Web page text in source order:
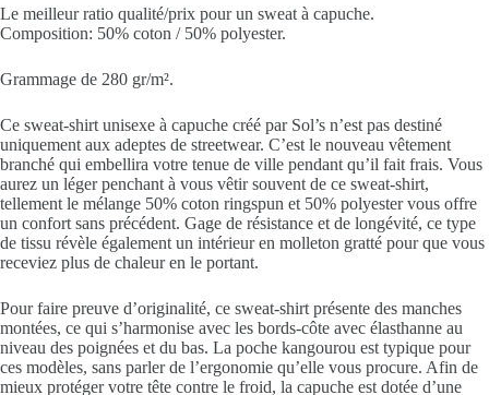
Le meilleur ratio qualité/prix pour un sweat à capuche.
Composition: 50% coton / 50% polyester.
Grammage de 280 gr/m².
Ce sweat-shirt unisexe à capuche créé par Sol’s n’est pas destiné
uniquement aux adeptes de streetwear. C’est le nouveau vêtement
branché qui embellira votre tenue de ville pendant qu’il fait frais. Vous
aurez un léger penchant à vous vêtir souvent de ce sweat-shirt,
tellement le mélange 50% coton ringspun et 50% polyestervous offre
un confort sans précédent. Gage de résistance et de longévité, ce type
de tissu révèle également un intérieur en molleton gratté pour que vous
receviez plus de chaleur en le portant.
Pour faire preuve d’originalité, ce sweat-shirt présente des manches
montées, ce qui s’harmonise avec les bords-côte avec élasthanne au
niveau des poignées et du bas. La poche kangourou est typique pour
ces modèles, sans parler de l’ergonomie qu’elle vous procure. Afin de
mieux protéger votre tête contre le froid, la capuche est dotée d’une